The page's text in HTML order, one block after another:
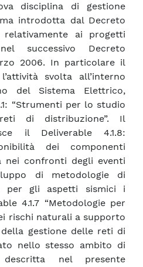
disciplina di gestione
introdotta dal Decreto
ai progetti
successivo Decreto
2006. In particolare il
svolta all’interno
del Sistema Elettrico,
“Strumenti per lo studio
di distribuzione”. Il
il Deliverable 4.1.8:
dei componenti
nei confronti degli eventi
di metodologie di
per gli aspetti sismici i
4.1.7 “Metodologie per
rischi naturali a supporto
gestione delle reti di
nello stesso ambito di
descritta nel presente